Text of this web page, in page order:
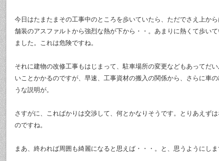
今日はたまたまその工事中のところを歩いていたら、ただでさえ上か
舗装のアスファルトから強烈な熱が下から・・。あまりに熱くて歩い
ました。これは危険ですね。
それに建物の改修工事もはじまって、駐車場所の変更などもあってだ
いことかかるのですが、早速、工事資材の搬入の関係から、さらに車
うな説明が。
さすがに、こればかりは交渉して、何とかなりそうです。とりあえず
のですね。
まあ、終われば周囲も綺麗になると思えば・・・。と、思うようにし